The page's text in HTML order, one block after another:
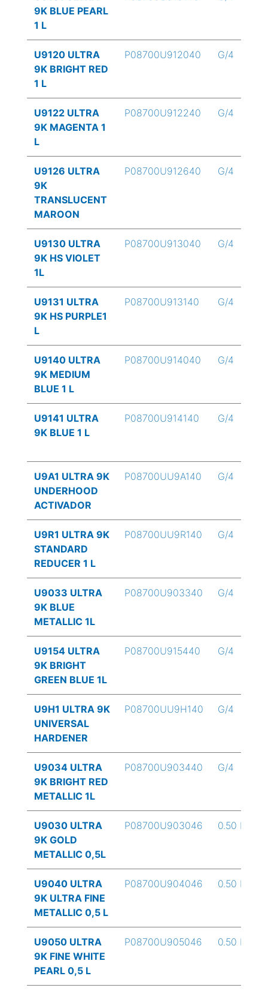
9K BLUE PEARL
1 L
U9120 ULTRA
9K BRIGHT RED
1 L
P08700U912040 G/4
U9122 ULTRA
9K MAGENTA 1
L
P08700U912240 G/4
U9126 ULTRA
9K
TRANSLUCENT
MAROON
P08700U912640 G/4
U9130 ULTRA
9K HS VIOLET
1L
P08700U913040 G/4
U9131 ULTRA
9K HS PURPLE1
L
P08700U913140 G/4
U9140 ULTRA
9K MEDIUM
BLUE 1 L
P08700U914040 G/4
U9141 ULTRA
9K BLUE 1 L
P08700U914140 G/4
U9A1 ULTRA 9K
UNDERHOOD
ACTIVADOR
P08700UU9A140 G/4
U9R1 ULTRA 9K
STANDARD
REDUCER 1 L
P08700UU9R140 G/4
U9033 ULTRA
9K BLUE
METALLIC 1L
P08700U903340 G/4
U9154 ULTRA
9K BRIGHT
GREEN BLUE 1L
P08700U915440 G/4
U9H1 ULTRA 9K
UNIVERSAL
HARDENER
P08700UU9H140 G/4
U9034 ULTRA
9K BRIGHT RED
METALLIC 1L
P08700U903440 G/4
U9030 ULTRA
9K GOLD
METALLIC 0,5L
P08700U903046 0.50 L
U9040 ULTRA
9K ULTRA FINE
METALLIC 0,5 L
P08700U904046 0.50 L
U9050 ULTRA
9K FINE WHITE
PEARL 0,5 L
P08700U905046 0.50 L